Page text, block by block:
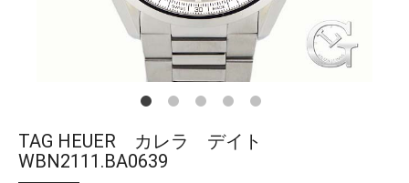
TAG HEUER カレラ デイト
WBN2111.BA0639